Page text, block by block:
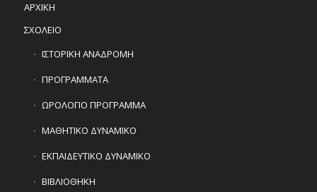
ΑΡΧΙΚΗ
ΣΧΟΛΕΙΟ
ΙΣΤΟΡΙΚΗ ΑΝΑΔΡΟΜΗ
ΠΡΟΓΡΑΜΜΑΤΑ
ΩΡΟΛΟΓΙΟ ΠΡΟΓΡΑΜΜΑ
ΜΑΘΗΤΙΚΟ ΔΥΝΑΜΙΚΟ
ΕΚΠΑΙΔΕΥΤΙΚΟ ΔΥΝΑΜΙΚΟ
ΒΙΒΛΙΟΘΗΚΗ